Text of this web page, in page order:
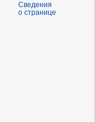
Сведения
о странице